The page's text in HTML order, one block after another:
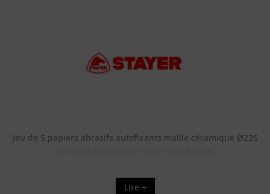
Jeu de 5 papiers abrasifs autofixants maille céramique Ø225
Lire +